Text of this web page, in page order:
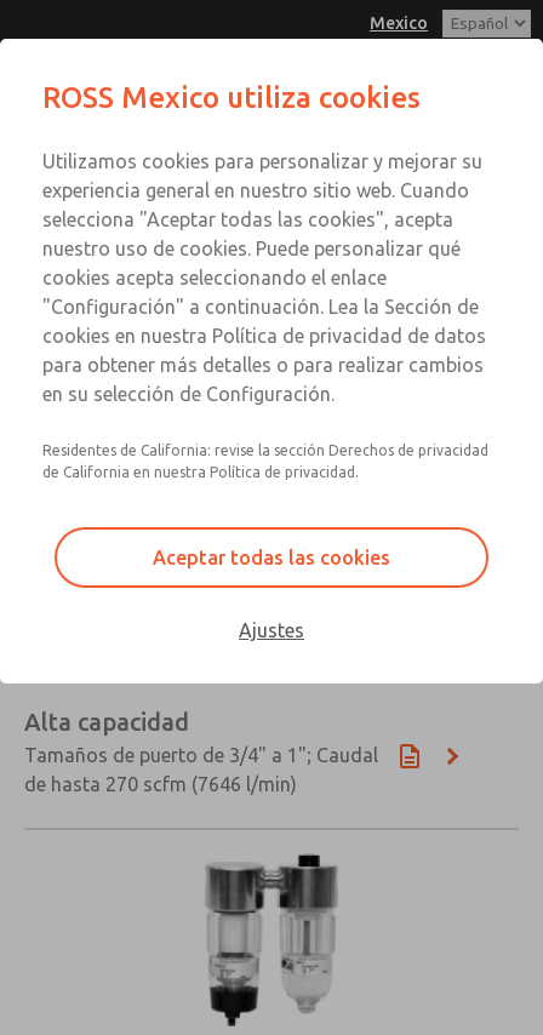
Mexico
Cuenta
Registrarse
Inscribirse
Filtro y lubricador
Filtro y lubricador
Unidades combinadas
Alta capacidad
Tamaños de puerto de 3/4" a 1"; Caudal
de hasta 270 scfm (7646 l/min)
ROSS Mexico utiliza cookies
Utilizamos cookies para personalizar y mejorar su
experiencia general en nuestro sitio web. Cuando
selecciona "Aceptar todas las cookies", acepta
nuestro uso de cookies. Puede personalizar qué
cookies acepta seleccionando el enlace
"Configuración" a continuación. Lea la Sección de
cookies en nuestra Política de privacidad de datos
para obtener más detalles o para realizar cambios
en su selección de Configuración.
Residentes de California: revise la sección Derechos de privacidad
de California en nuestra Política de privacidad.
Aceptar todas las cookies
Ajustes